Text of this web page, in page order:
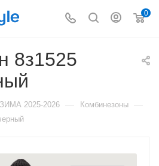
0
8з1525
ЗИМА 2025-2026 — Комбинезоны —